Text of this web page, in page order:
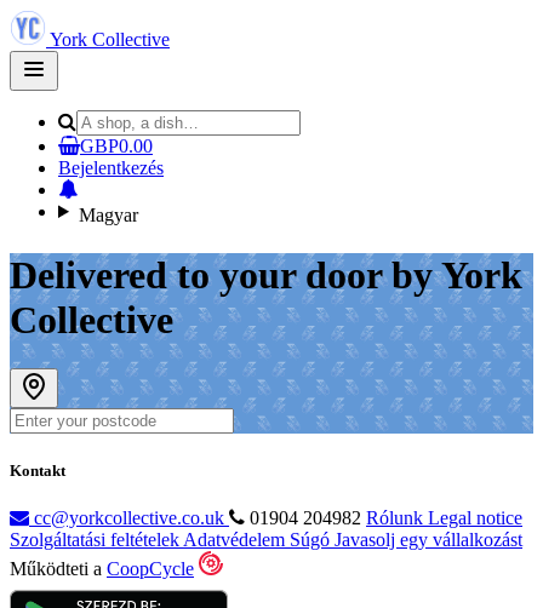
York Collective
Open
main
GBP0.00
Bejelentkezés
Magyar
Delivered to your door by York
Collective
Kontakt
cc@yorkcollective.co.uk 01904 204982 Rólunk Legal notice
Szolgáltatási feltételek Adatvédelem Súgó Javasolj egy vállalkozást
Működteti a CoopCycle